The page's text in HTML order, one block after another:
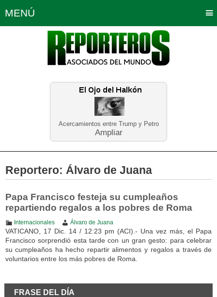
Acercamientos entre Trump y Petro
Ampliar
MENÚ
Política Opinión Bogotá
Planeta Tierra Deportes
Educación Neira
Reportero: Álvaro de Juana
Papa Francisco festeja su cumpleaños
repartiendo regalos a los pobres de Roma
Internacionales Álvaro de Juana
VATICANO, 17 Dic. 14 / 12:23 pm (ACI).- Una vez más, el Papa
Francisco sorprendió esta tarde con un gran gesto: para celebrar
su cumpleaños ha hecho repartir alimentos y regalos a través de
voluntarios entre los más pobres de Roma.
FRASE DEL DÍA